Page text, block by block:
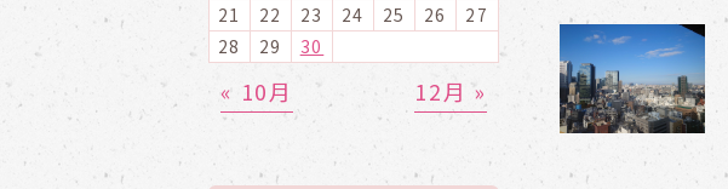
21
22 23 24 25 26
27
28
29 30
« 10月 12月 »